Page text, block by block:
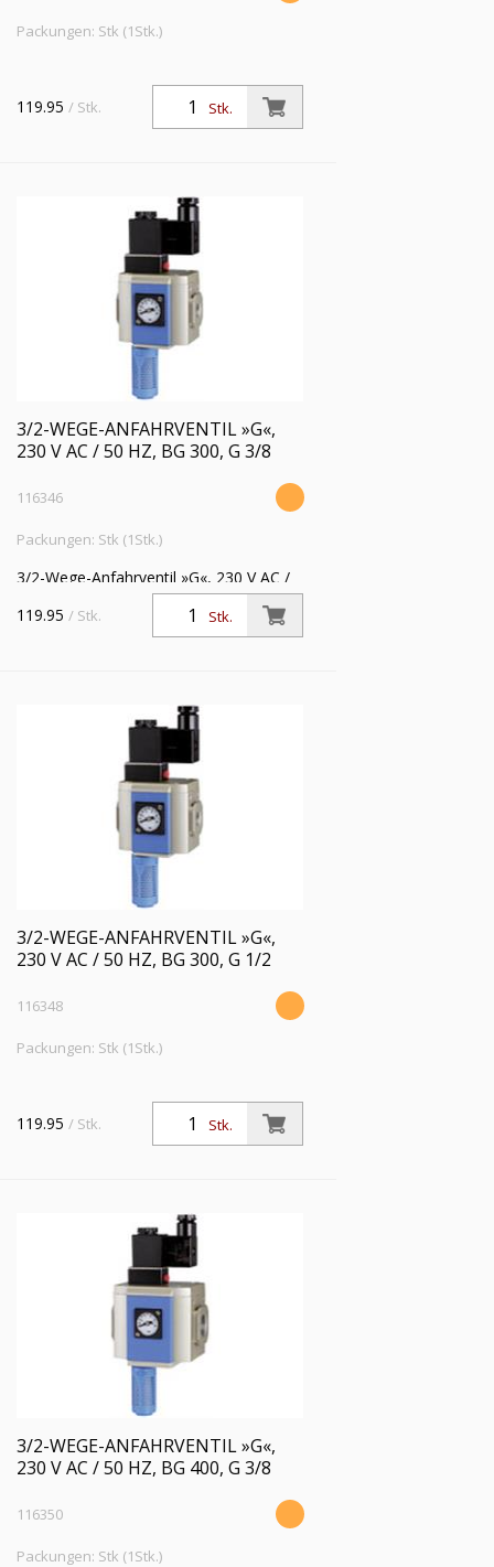
Packungen: Stk (1Stk.)
Stk.
119.95 / Stk.
3/2-WEGE-ANFAHRVENTIL »G«,
230 V AC / 50 HZ, BG 300, G 3/8
116346
Packungen: Stk (1Stk.)
3/2-Wege-Anfahrventil »G«, 230 V AC /
50 Hz, mit Haltewinkel und
Schalldämpfer, BG 300, G 3/8,
Eingangsdruck 2,5 - 9 bar
Stk.
119.95 / Stk.
3/2-WEGE-ANFAHRVENTIL »G«,
230 V AC / 50 HZ, BG 300, G 1/2
116348
Packungen: Stk (1Stk.)
Stk.
119.95 / Stk.
3/2-WEGE-ANFAHRVENTIL »G«,
230 V AC / 50 HZ, BG 400, G 3/8
116350
Packungen: Stk (1Stk.)